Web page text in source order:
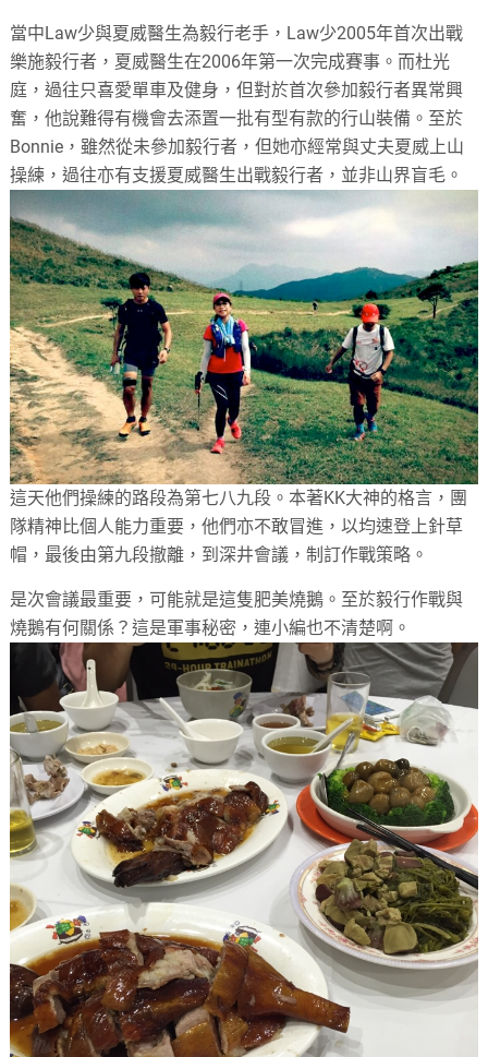
當中Law少與夏威醫生為毅行老手，Law少2005年首次出戰
樂施毅行者，夏威醫生在2006年第一次完成賽事。而杜光
庭，過往只喜愛單車及健身，但對於首次參加毅行者異常興
奮，他說難得有機會去添置一批有型有款的行山裝備。至於
Bonnie，雖然從未參加毅行者，但她亦經常與丈夫夏威上山
操練，過往亦有支援夏威醫生出戰毅行者，並非山界盲毛。
這天他們操練的路段為第七八九段。本著KK大神的格言，團
隊精神比個人能力重要，他們亦不敢冒進，以均速登上針草
帽，最後由第九段撤離，到深井會議，制訂作戰策略。
是次會議最重要，可能就是這隻肥美燒鵝。至於毅行作戰與
燒鵝有何關係？這是軍事秘密，連小編也不清楚啊。